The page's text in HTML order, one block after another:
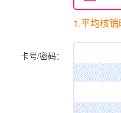
1.平均核
卡号/密码：